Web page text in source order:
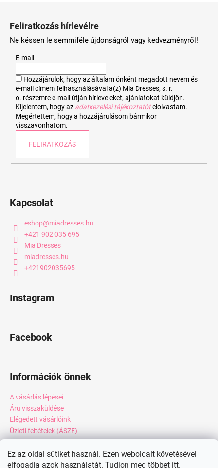
Ez az oldal sütiket használ. Ezen weboldalt követésével
elfogadja azok használatát. Tudjon meg többet itt.
Feliratkozás hírlevélre
Ne késsen le semmiféle újdonságról vagy kedvezményről!
E-mail
Hozzájárulok, hogy az általam önként megadott nevem és
e-mail címem felhasználásával a(z) Mia Dresses, s. r.
o. részemre e-mail útján hírleveleket, ajánlatokat küldjön.
Kijelentem, hogy az adatkezelési tájékoztatót elolvastam.
Megértettem, hogy a hozzájárulásom bármikor
visszavonhatom.
FELIRATKOZÁS
Kapcsolat
eshop@miadresses.hu
+421 902 035 695
Mia Dresses
miadresses.hu
+421902035695
Instagram
Facebook
Információk önnek
A vásárlás lépései
Áru visszaküldése
Elégedett vásárlóink
Üzleti feltételek (ÁSZF)
Adatkezelési tájékoztató
Webáruház értékelése
Kapcsolat